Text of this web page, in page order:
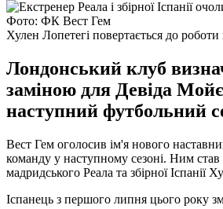
Фото: ФК Вест Гем
Хулен Лопетегі повертається до
Лондонський клуб
заміною для Девіда
наступний футбольний
Вест Гем оголосив ім'я нового
команду у наступному сезоні. Ним став
мадридського Реала та збірної Іспанії
Іспанець з першого липня цього року